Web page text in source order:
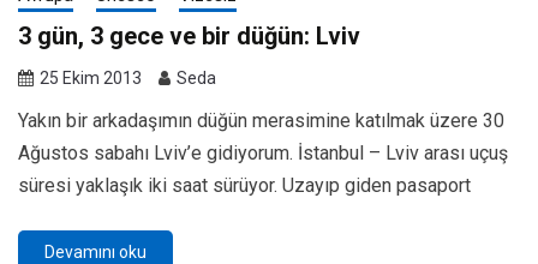
3 gün, 3 gece ve bir düğün: Lviv
25 Ekim 2013 Seda
Yakın bir arkadaşımın düğün merasimine katılmak üzere 30
Ağustos sabahı Lviv’e gidiyorum. İstanbul – Lviv arası uçuş
süresi yaklaşık iki saat sürüyor. Uzayıp giden pasaport
Devamını oku